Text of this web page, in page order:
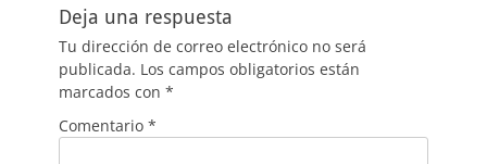
Deja una respuesta
Tu dirección de correo electrónico no será
publicada. Los campos obligatorios están
marcados con *
Comentario *